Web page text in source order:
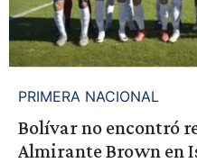
PRIMERA NACIONAL
Bolívar no encontró
Almirante Brown en